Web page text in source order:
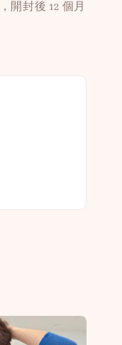
開封後 12 個月